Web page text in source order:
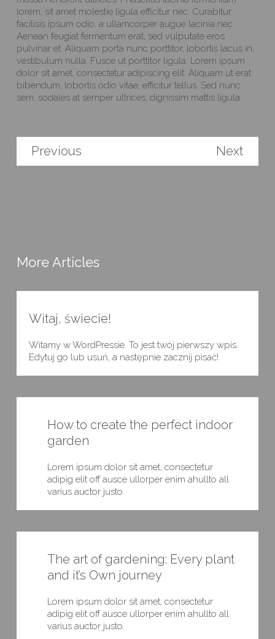
lorem, sit amet molestie ligula efficitur nec. Curabitur
facilisis ipsum odio, a ullamcorper augue lacinia nec.
Aenean feugiat fermentum erat, sed vulputate eros
pulvinar et. Aliquam porta nunc porttitor, lobortis lacus in,
vestibulum nulla. Fusce ut porttitor ligula. Lorem ipsum
dolor sit amet, consectetur adipiscing elit. Aliquam ut erat
bibendum, lobortis odio vitae, efficitur tellus. Sed nunc
sem, sodales at semper ultrices, dignissim mattis ligula.
Previous Next
More Articles
Witaj, świecie!
Witamy w WordPressie. To jest twój pierwszy wpis.
Edytuj go lub usuń, a następnie zacznij pisać!
How to create the perfect indoor
garden
Lorem ipsum dolor sit amet, consectetur
adipig elit off ausce ullorper enim ahullto all
varius auctor justo.
The art of gardening: Every plant
and it’s Own journey
Lorem ipsum dolor sit amet, consectetur
adipig elit off ausce ullorper enim ahullto all
varius auctor justo.